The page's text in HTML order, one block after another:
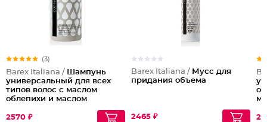
(3)
Barex Italiana / Шампунь
универсальный для всех
типов волос с маслом
облепихи и маслом
2570 ₽
Barex Italiana / Мусс для
придания объема
2465 ₽